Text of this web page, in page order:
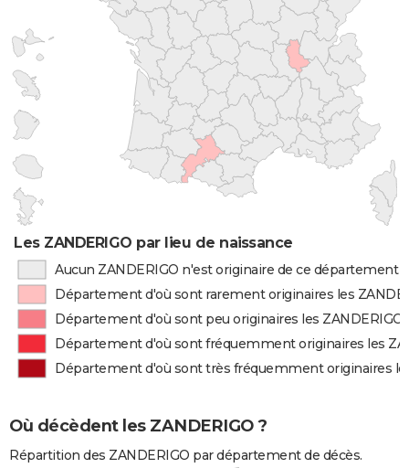
Les ZANDERIGO par lieu de naissance
Aucun ZANDERIGO n'est originaire de ce département
Département d'où sont rarement originaires les
Département d'où sont peu originaires les ZANDERIGO
Département d'où sont fréquemment originaires les
Département d'où sont très fréquemment originaires
Où décèdent les ZANDERIGO ?
Répartition des ZANDERIGO par département de décès.